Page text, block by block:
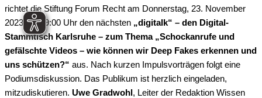
richtet die Stiftung Forum Recht am Donnerstag, 23. November
2023, ab 19:00 Uhr den nächsten „digitalk“ – den Digital-
Stammtisch Karlsruhe – zum Thema „Schockanrufe und
gefälschte Videos – wie können wir Deep Fakes erkennen und
uns schützen?“ aus. Nach kurzen Impulsvorträgen folgt eine
Podiumsdiskussion. Das Publikum ist herzlich eingeladen,
mitzudiskutieren. Uwe Gradwohl, Leiter der Redaktion Wissen